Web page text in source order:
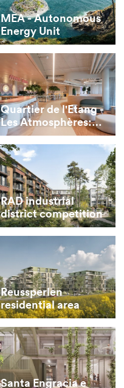
MEA - Autonomous
Energy Unit
Quartier de l'Etang -
Les Atmosphères:
Student residence –
Omestay
RAD industrial
district competition
Reussperlen
residential area
Santa Engracia e